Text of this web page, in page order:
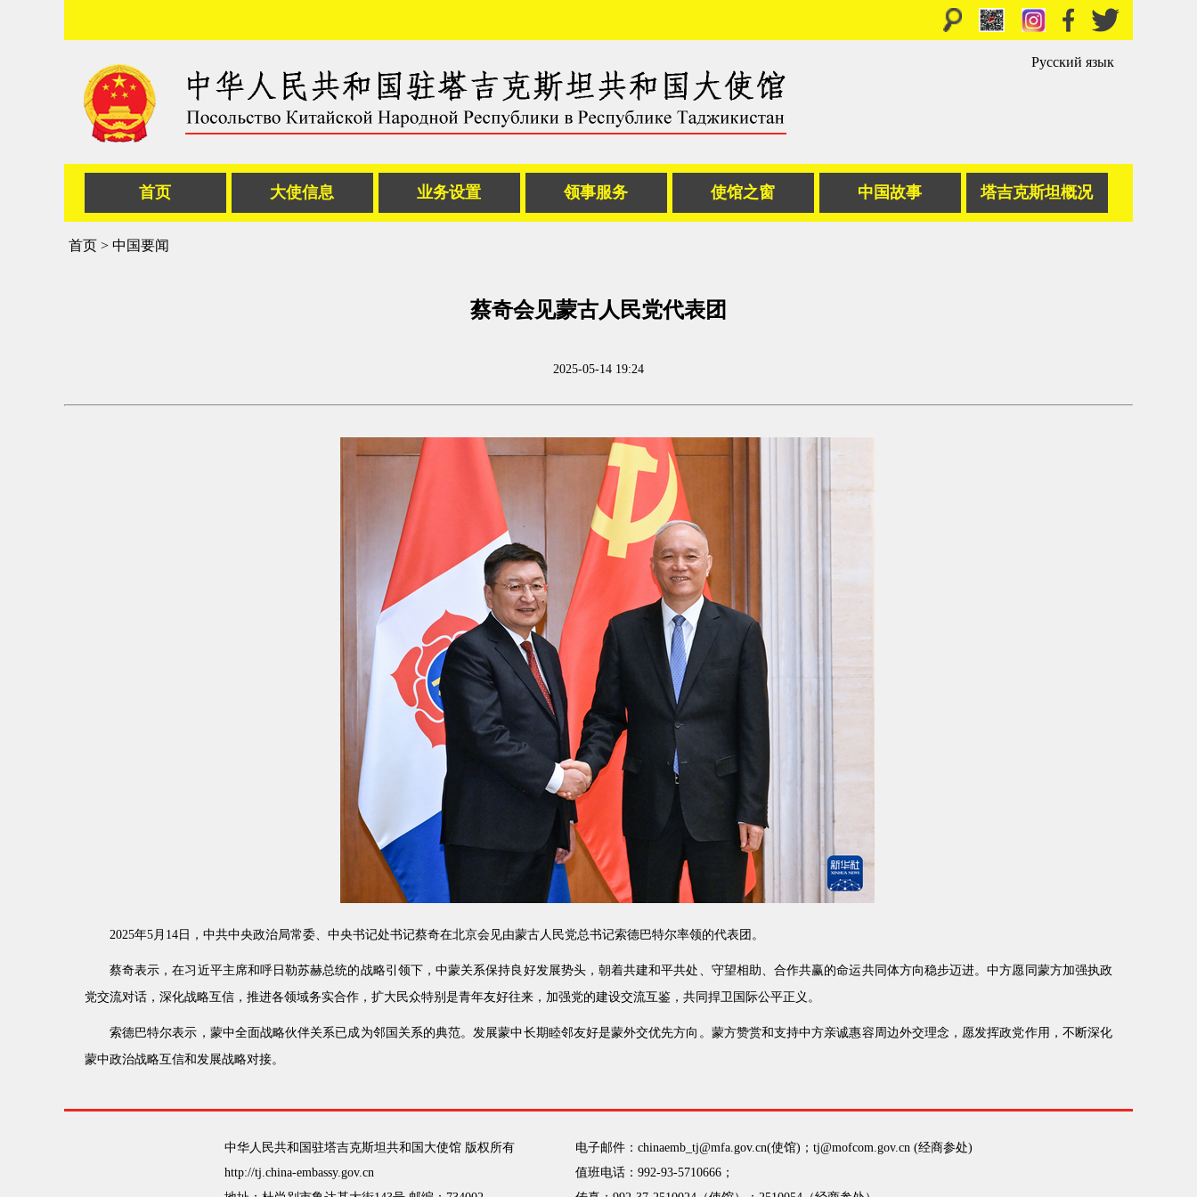
Русский язык
首页 大使信息 业务设置 领事服务 使馆之窗 中国故事 塔吉克斯坦概况
首页 > 中国要闻
蔡奇会见蒙古人民党代表团
2025-05-14 19:24
2025年5月14日，中共中央政治局常委、中央书记处书记蔡奇在北京会见由蒙古人民党总书记索德巴特尔率领的代表团。
蔡奇表示，在习近平主席和呼日勒苏赫总统的战略引领下，中蒙关系保持良好发展势头，朝着共建和平共处、守望相助、合作共赢的命运共同体方向稳步迈进。中方愿同蒙方加强执政
党交流对话，深化战略互信，推进各领域务实合作，扩大民众特别是青年友好往来，加强党的建设交流互鉴，共同捍卫国际公平正义。
索德巴特尔表示，蒙中全面战略伙伴关系已成为邻国关系的典范。发展蒙中长期睦邻友好是蒙外交优先方向。蒙方赞赏和支持中方亲诚惠容周边外交理念，愿发挥政党作用，不断深化
蒙中政治战略互信和发展战略对接。
中华人民共和国驻塔吉克斯坦共和国大使馆 版权所有
http://tj.china-embassy.gov.cn
电子邮件：chinaemb_tj@mfa.gov.cn(使馆)；tj@mofcom.gov.cn (经商参处)
值班电话：992-93-5710666；